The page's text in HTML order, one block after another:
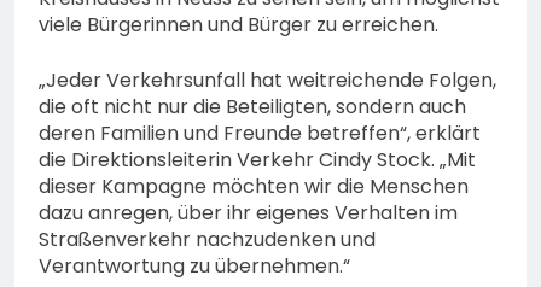
viele Bürgerinnen und Bürger zu erreichen.
„Jeder Verkehrsunfall hat weitreichende Folgen,
die oft nicht nur die Beteiligten, sondern auch
deren Familien und Freunde betreffen“, erklärt
die Direktionsleiterin Verkehr Cindy Stock. „Mit
dieser Kampagne möchten wir die Menschen
dazu anregen, über ihr eigenes Verhalten im
Straßenverkehr nachzudenken und
Verantwortung zu übernehmen.“